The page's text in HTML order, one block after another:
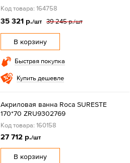
Код товара: 164758
35 321 р./шт 39 245 р./шт
В корзину
Быстрая покупка
Купить дешевле
Акриловая ванна Roca SURESTE
170*70 ZRU9302769
Код товара: 160158
27 712 р./шт
В корзину